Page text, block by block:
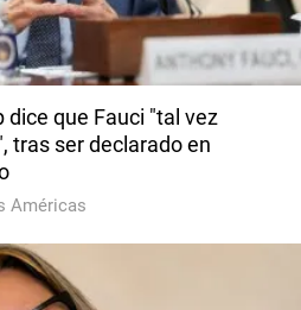
dice que Fauci "tal vez
tras ser declarado en
Américas